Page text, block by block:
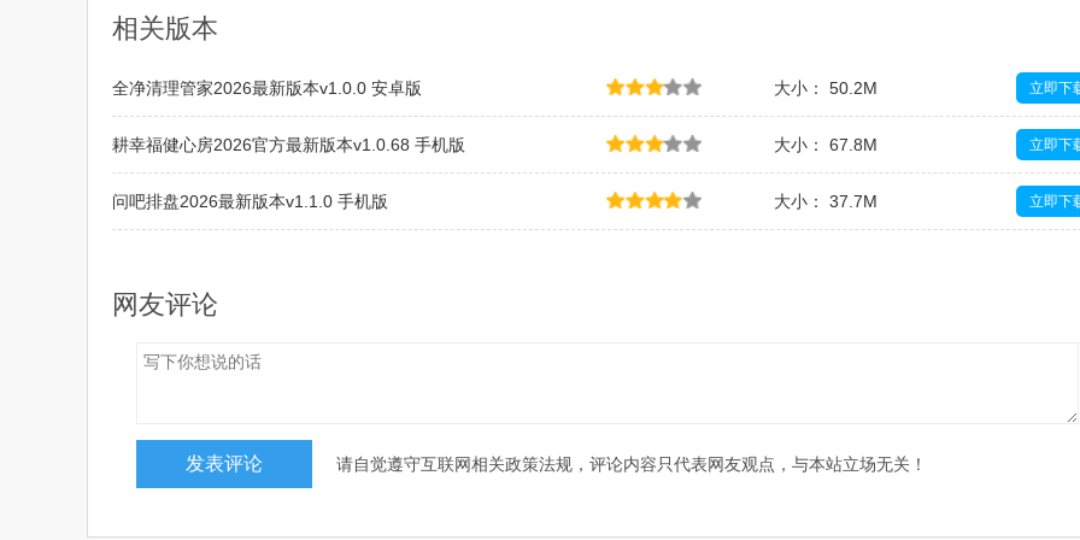
相关版本
全净清理管家2026最新版本v1.0.0 安卓版 大小： 50.2M 立即下
耕幸福健心房2026官方最新版本v1.0.68 手机版 大小： 67.8M 立即下
问吧排盘2026最新版本v1.1.0 手机版 大小： 37.7M 立即下
网友评论
请自觉遵守互联网相关政策法规，评论内容只代表网友观点，与本站立场无关！